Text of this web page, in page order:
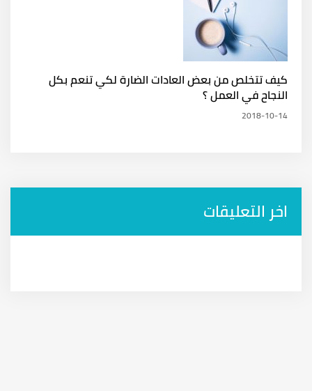
كيف تتخلص من بعض العادات الضارة لكي تنعم بكل
النجاح في العمل ؟
2018-10-14
اخر التعليقات